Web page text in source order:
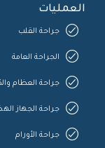
العمليات
جراحة القلب
الجراحة العامة
جراحة العظام
جراحة الجهاز
جراحة الأورام